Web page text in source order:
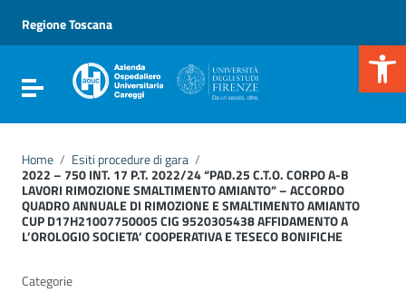
Vai al menu di navigazione
Vai al footer
Regione Toscana
Attiva / disattiva la navigazione
Home / Esiti procedure di gara /
2022 – 750 INT. 17 P.T. 2022/24 “PAD.25 C.T.O. CORPO A-B
LAVORI RIMOZIONE SMALTIMENTO AMIANTO” – ACCORDO
QUADRO ANNUALE DI RIMOZIONE E SMALTIMENTO AMIANTO
CUP D17H21007750005 CIG 9520305438 AFFIDAMENTO A
L’OROLOGIO SOCIETA’ COOPERATIVA E TESECO BONIFICHE
Categorie